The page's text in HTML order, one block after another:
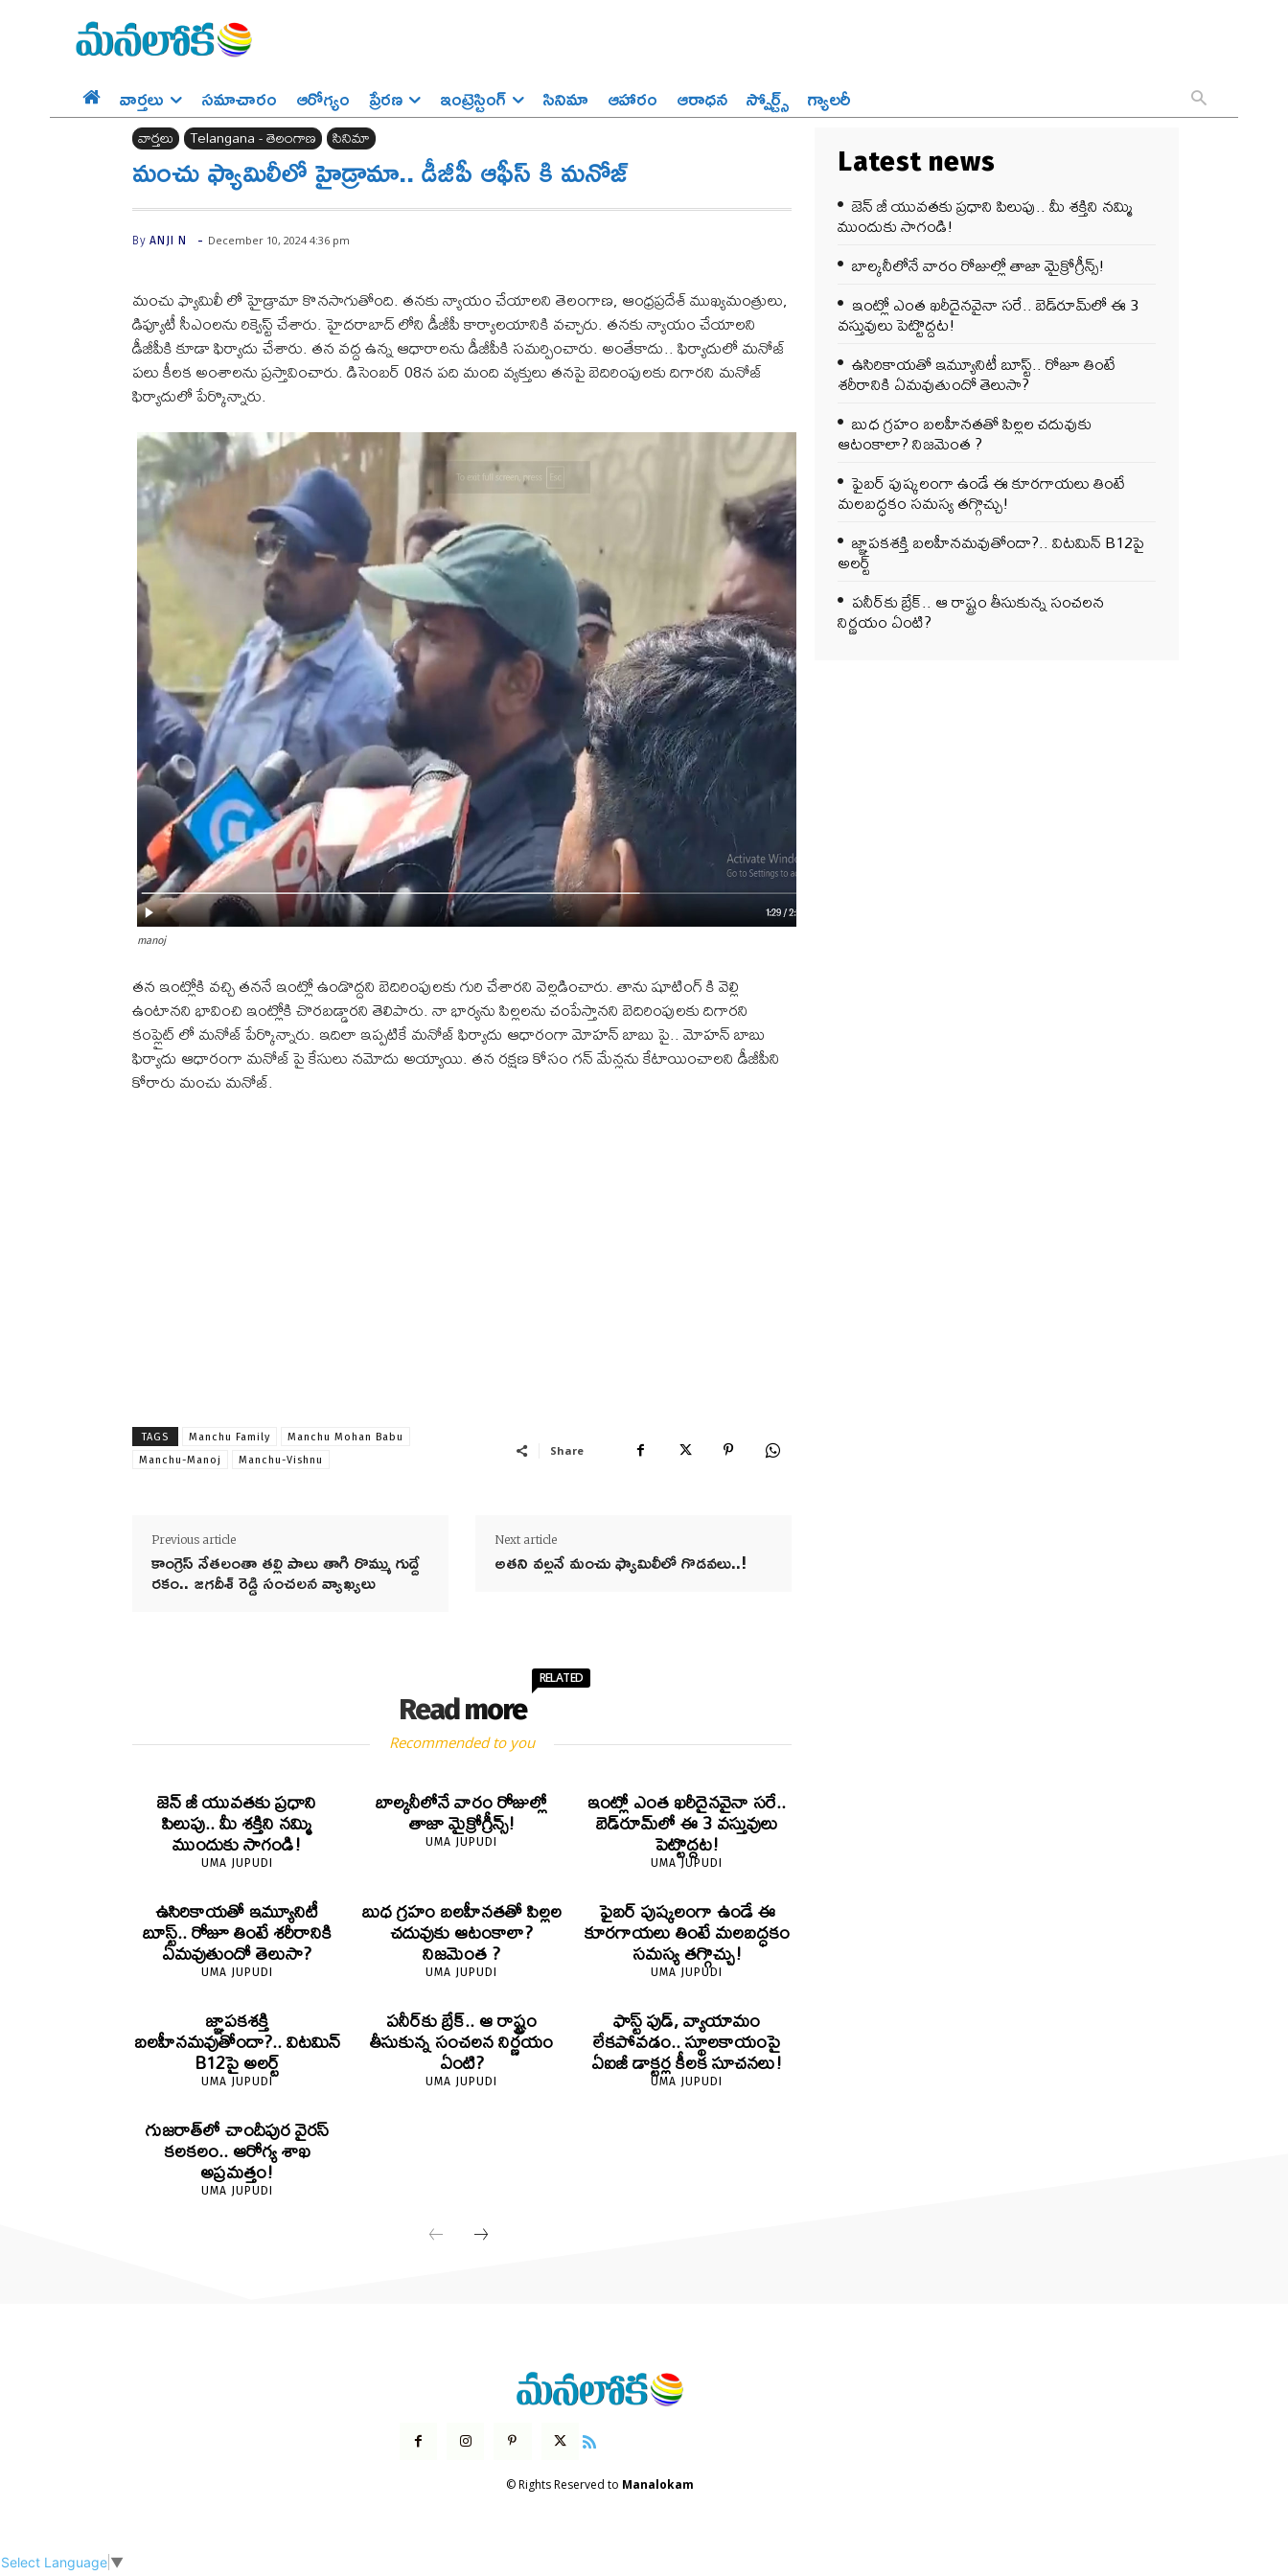
వార్తలు సమాచారం ఆరోగ్యం ప్రేర‌ణ‌ ఇంట్రెస్టింగ్‌ సినిమా ఆహారం ఆరాధన స్పోర్ట్స్‌ గ్యాలరీ
వార్తలు Telangana - తెలంగాణ సినిమా
మంచు ఫ్యామిలీలో హైడ్రామా.. డీజీపీ ఆఫీస్ కి మనోజ్
By ANJI N - December 10, 2024 4:36 pm
మంచు ఫ్యామిలీ లో హైడ్రామా కొనసాగుతోంది. తనకు న్యాయం చేయాలని తెలంగాణ, ఆంధ్రప్రదేశ్ ముఖ్యమంత్రులు,
డిప్యూటీ సీఎంలను రిక్వెస్ట్ చేశారు. హైదరాబాద్ లోని డీజీపీ కార్యాలయానికి వచ్చారు. తనకు న్యాయం చేయాలని
డీజీపీకి కూడా ఫిర్యాదు చేశారు. తన వద్ద ఉన్న ఆధారాలను డీజీపీకి సమర్పించారు. అంతేకాదు.. ఫిర్యాదులో మనోజ్
పలు కీలక అంశాలను ప్రస్తావించారు. డిసెంబర్ 08న పది మంది వ్యక్తులు తనపై బెదిరింపులకు దిగారని మనోజ్
ఫిర్యాదులో పేర్కొన్నారు.
manoj
తన ఇంట్లోకి వచ్చి తననే ఇంట్లో ఉండొద్దని బెదిరింపులకు గురి చేశారని వెల్లడించారు. తాను షూటింగ్ కి వెల్లి
ఉంటానని భావించి ఇంట్లోకి చొరబడ్డారని తెలిపారు. నా భార్యను పిల్లలను చంపేస్తానని బెదిరింపులకు దిగారని
కంప్లైట్ లో మనోజ్ పేర్కొన్నారు. ఇదిలా ఇప్పటికే మనోజ్ ఫిర్యాదు ఆధారంగా మోహన్ బాబు పై.. మోహన్ బాబు
ఫిర్యాదు ఆధారంగా మనోజ్ పై కేసులు నమోదు అయ్యాయి. తన రక్షణ కోసం గన్ మేన్లను కేటాయించాలని డీజీపీని
కోరారు మంచు మనోజ్.
TAGS Manchu Family
Manchu Mohan Babu
Manchu-Manoj
Manchu-Vishnu
Share
Previous article
కాంగ్రెస్ నేతలంతా తల్లి పాలు తాగి రొమ్ము గుద్దే
రకం.. జగదీశ్ రెడ్డి సంచలన వ్యాఖ్యలు
Next article
అతని వల్లనే మంచు ఫ్యామిలీలో గొడవలు..!
Read more
RELATED
Recommended to you
జెన్‌ జీ యువతకు ప్రధాని
పిలుపు.. మీ శక్తిని నమ్మి
ముందుకు సాగండి!
UMA JUPUDI
బాల్కనీలోనే వారం రోజుల్లో
తాజా మైక్రోగ్రీన్స్‌!
UMA JUPUDI
ఇంట్లో ఎంత ఖరీదైనవైనా సరే..
బెడ్‌రూమ్‌లో ఈ 3 వస్తువులు
పెట్టొద్దట!
UMA JUPUDI
ఉసిరికాయతో ఇమ్యూనిటీ
బూస్ట్‌.. రోజూ తింటే శరీరానికి
ఏమవుతుందో తెలుసా?
UMA JUPUDI
బుధ గ్రహం బలహీనతతో పిల్లల
చదువుకు ఆటంకాలా?
నిజమెంత ?
UMA JUPUDI
ఫైబర్‌ పుష్కలంగా ఉండే ఈ
కూరగాయలు తింటే మలబద్ధకం
సమస్య తగ్గొచ్చు!
UMA JUPUDI
జ్ఞాపకశక్తి
బలహీనమవుతోందా?.. విటమిన్
B12పై అలర్ట్
UMA JUPUDI
పనీర్‌కు బ్రేక్.. ఆ రాష్ట్రం
తీసుకున్న సంచలన నిర్ణయం
ఏంటి?
UMA JUPUDI
ఫాస్ట్ ఫుడ్, వ్యాయామం
లేకపోవడం.. స్థూలకాయంపై
ఏఐజీ డాక్టర్ల కీలక సూచనలు!
UMA JUPUDI
గుజరాత్‌లో చాందీపుర వైరస్
కలకలం.. ఆరోగ్య శాఖ
అప్రమత్తం!
UMA JUPUDI
Latest news
జెన్‌ జీ యువతకు ప్రధాని పిలుపు.. మీ శక్తిని నమ్మి
ముందుకు సాగండి!
బాల్కనీలోనే వారం రోజుల్లో తాజా మైక్రోగ్రీన్స్‌!
ఇంట్లో ఎంత ఖరీదైనవైనా సరే.. బెడ్‌రూమ్‌లో ఈ 3
వస్తువులు పెట్టొద్దట!
ఉసిరికాయతో ఇమ్యూనిటీ బూస్ట్‌.. రోజూ తింటే
శరీరానికి ఏమవుతుందో తెలుసా?
బుధ గ్రహం బలహీనతతో పిల్లల చదువుకు
ఆటంకాలా? నిజమెంత ?
ఫైబర్‌ పుష్కలంగా ఉండే ఈ కూరగాయలు తింటే
మలబద్ధకం సమస్య తగ్గొచ్చు!
జ్ఞాపకశక్తి బలహీనమవుతోందా?.. విటమిన్ B12పై
అలర్ట్
పనీర్‌కు బ్రేక్.. ఆ రాష్ట్రం తీసుకున్న సంచలన
నిర్ణయం ఏంటి?
© Rights Reserved to Manalokam
Select Language ▼